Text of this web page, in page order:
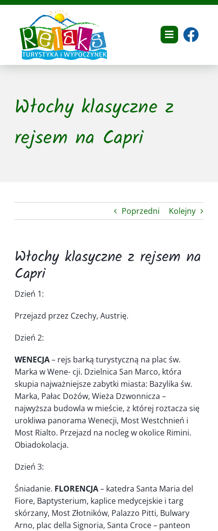
Przejdź
zawartości
Toggle
O nas
Oferta
Kontakt
Włochy klasyczne z
rejsem na Capri
Poprzedni Kolejny
Włochy klasyczne z rejsem na
Capri
Dzień 1:
Przejazd przez Czechy, Austrię.
Dzień 2:
WENECJA– rejs barką turystyczną na plac św.
Marka w Wene- cji. Dzielnica San Marco, która
skupia najważniejsze zabytki miasta: Bazylika św.
Marka, Pałac Dożów, Wieża Dzwonnicza –
najwyższa budowla w mieście, z której roztacza się
urokliwa panorama Wenecji, Most Westchnień i
Most Rialto. Przejazd na nocleg w okolice Rimini.
Obiadokolacja.
Dzień 3:
Śniadanie. FLORENCJA– katedra Santa Maria del
Fiore, Baptysterium, kaplice medycejskie i targ
skórzany, Most Złotników, Palazzo Pitti, Bulwary
Arno, plac della Signoria, Santa Croce – panteon